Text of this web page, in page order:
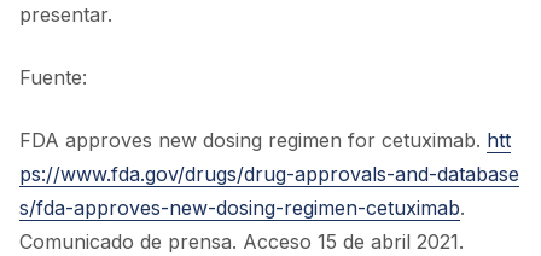
presentar.
Fuente:
FDA approves new dosing regimen for cetuximab. htt
ps://www.fda.gov/drugs/drug-approvals-and-database
s/fda-approves-new-dosing-regimen-cetuximab.
Comunicado de prensa. Acceso 15 de abril 2021.